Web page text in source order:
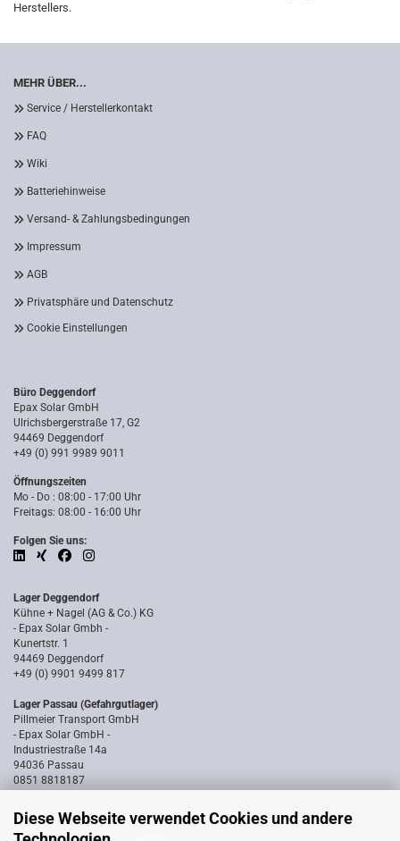
Diese Webseite verwendet Cookies und andere
Herstellers.
MEHR ÜBER...
Service / Herstellerkontakt
FAQ
Wiki
Batteriehinweise
Versand- & Zahlungsbedingungen
Impressum
AGB
Privatsphäre und Datenschutz
Cookie Einstellungen
Büro Deggendorf
Epax Solar GmbH
Ulrichsbergerstraße 17, G2
94469 Deggendorf
+49 (0) 991 9989 9011
Öffnungszeiten
Mo - Do : 08:00 - 17:00 Uhr
Freitags: 08:00 - 16:00 Uhr
Folgen Sie uns:
Lager Deggendorf
Kühne + Nagel (AG & Co.) KG
- Epax Solar Gmbh -
Kunertstr. 1
94469 Deggendorf
+49 (0) 9901 9499 817
Lager Passau (Gefahrgutlager)
Pillmeier Transport GmbH
- Epax Solar GmbH -
Industriestraße 14a
94036 Passau
0851 8818187